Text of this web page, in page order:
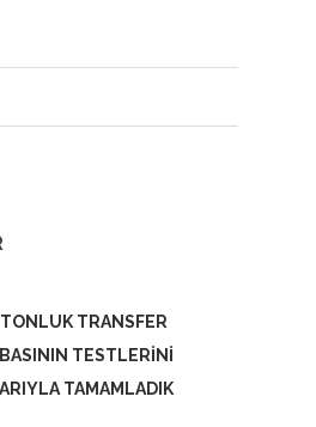
TRANSFER
TESTLERİNİ
TAMAMLADIK